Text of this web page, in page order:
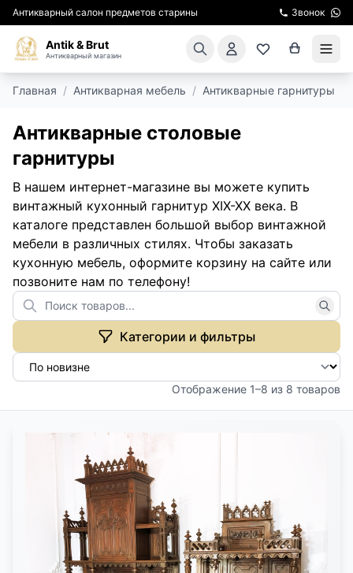
Антикварный салон предметов старины Звонок
Antik & Brut
Антикварный магазин
АРЕНДА МЕБЕЛИ
КИНОСЪЕМКА
ЭКСКУРСИИ
РЕСТАВРАЦИЯ
КУРСЫ ПО РЕСТАВРАЦИИ
КОНТАКТЫ
ДОСТАВКА И ОПЛАТА
Главная / Антикварная мебель / Антикварные гарнитуры
Антикварные столовые
гарнитуры
В нашем интернет-магазине вы можете купить
винтажный кухонный гарнитур XIX-XX века. В
каталоге представлен большой выбор винтажной
мебели в различных стилях. Чтобы заказать
кухонную мебель, оформите корзину на сайте или
позвоните нам по телефону!
Категории и фильтры
Отображение 1–8 из 8 товаров